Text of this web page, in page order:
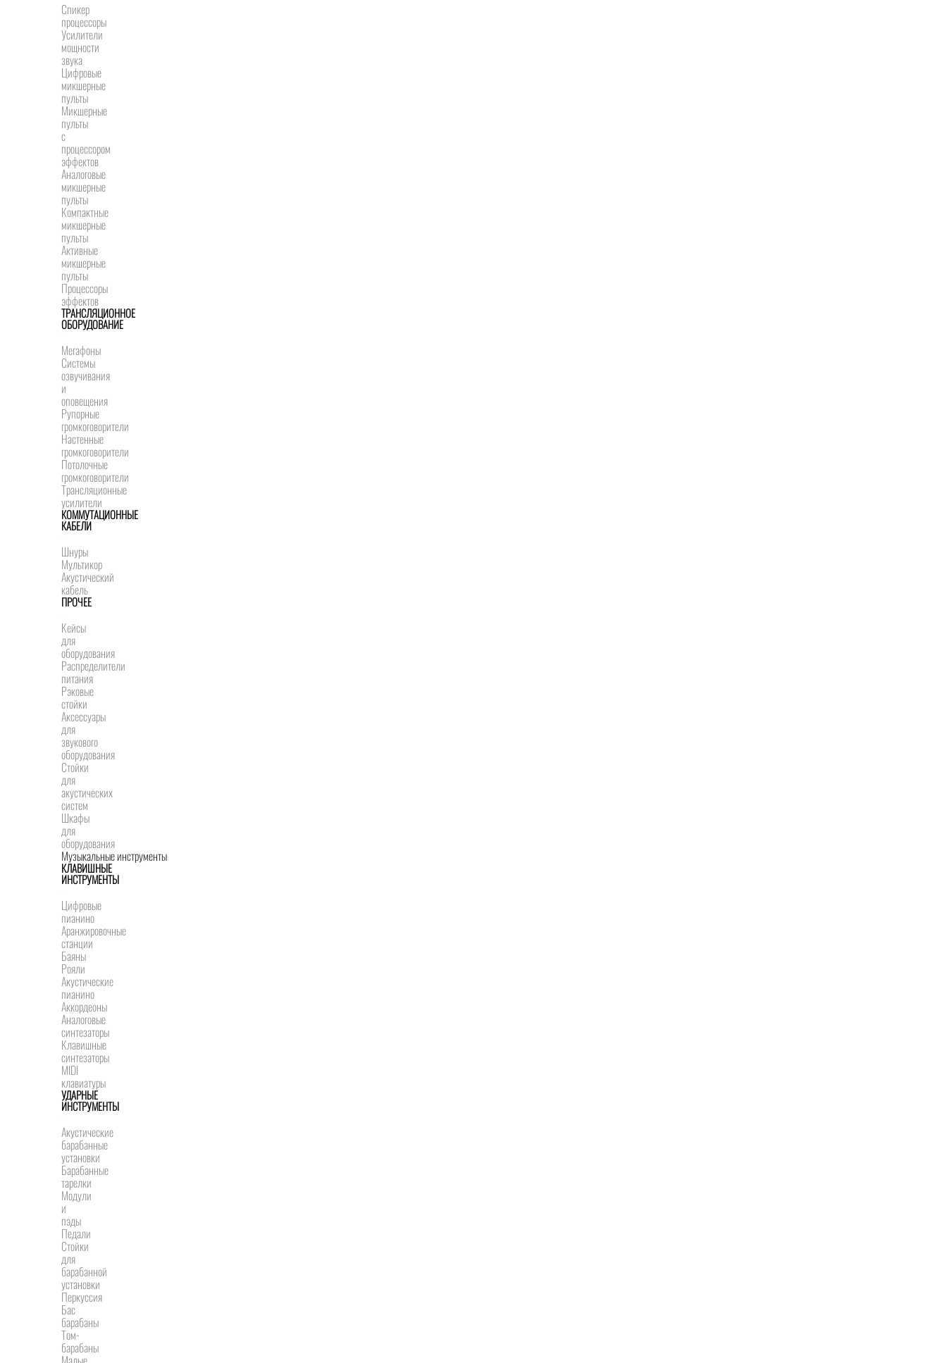
Спикер
процессоры
Усилители
мощности
звука
Цифровые
микшерные
пульты
Микшерные
пульты
с
процессором
эффектов
Аналоговые
микшерные
пульты
Компактные
микшерные
пульты
Активные
микшерные
пульты
Процессоры
эффектов
ТРАНСЛЯЦИОННОЕ
ОБОРУДОВАНИЕ
Мегафоны
Системы
озвучивания
и
оповещения
Рупорные
громкоговорители
Настенные
громкоговорители
Потолочные
громкоговорители
Трансляционные
усилители
КОММУТАЦИОННЫЕ
КАБЕЛИ
Шнуры
Мультикор
Акустический
кабель
ПРОЧЕЕ
Кейсы
для
оборудования
Распределители
питания
Рэковые
стойки
Аксессуары
для
звукового
оборудования
Стойки
для
акустических
систем
Шкафы
для
оборудования
Музыкальные инструменты
КЛАВИШНЫЕ
ИНСТРУМЕНТЫ
Цифровые
пианино
Аранжировочные
станции
Баяны
Рояли
Акустические
пианино
Аккордеоны
Аналоговые
синтезаторы
Клавишные
синтезаторы
MIDI
клавиатуры
УДАРНЫЕ
ИНСТРУМЕНТЫ
Акустические
барабанные
установки
Барабанные
тарелки
Модули
и
пэды
Педали
Стойки
для
барабанной
установки
Перкуссия
Бас
барабаны
Том-
барабаны